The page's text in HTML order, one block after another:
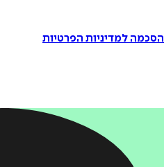
הסכמה למדיניות הפרטיות